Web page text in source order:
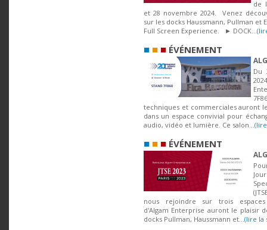
de
et 28 novembre 2024. Venez
sur les docks Haussmann, Pullman et
Full Screen Experience. ► DOCK...
■ ■ ■ ÉVÉNEMENT
Du
techniques et commerciales auront
dans un espace convivial pour
audio, vidéo et lumière. Ce salon...
■ ■ ■ ÉVÉNEMENT
nous rejoindre sur trois
d'Algam Enterprise auront le plaisir
docks Pullman, Haussmann et...(lire la